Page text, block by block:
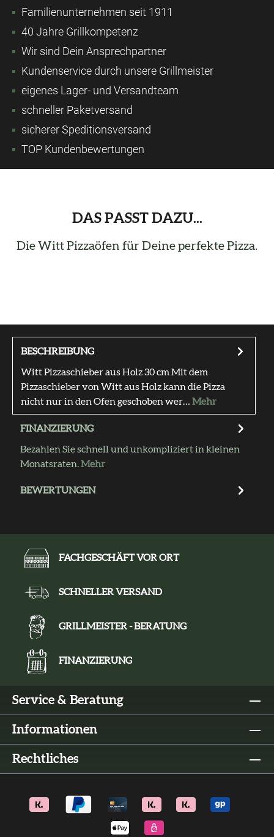
Familienunternehmen seit 1911
40 Jahre Grillkompetenz
Wir sind Dein Ansprechpartner
Kundenservice durch unsere Grillmeister
eigenes Lager- und Versandteam
schneller Paketversand
sicherer Speditionsversand
TOP Kundenbewertungen
DAS PASST DAZU...
Die Witt Pizzaöfen für Deine perfekte Pizza.
BESCHREIBUNG
Witt Pizzaschieber aus Holz 30 cm Mit dem
Pizzaschieber von Witt aus Holz kann die Pizza
nicht nur in den Ofen geschoben wer… Mehr
FINANZIERUNG
Bezahlen Sie schnell und unkompliziert in kleinen
Monatsraten.Mehr
BEWERTUNGEN
FACHGESCHÄFT VOR ORT
SCHNELLER VERSAND
GRILLMEISTER - BERATUNG
FINANZIERUNG
Service & Beratung
Informationen
Rechtliches